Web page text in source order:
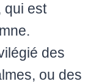
qui est
des
ou des